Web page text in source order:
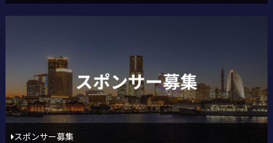
スポンサー募集